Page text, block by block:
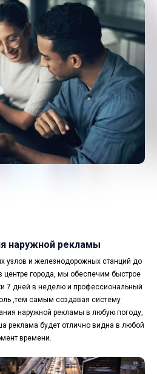
наружной рекламы
узлов и железнодорожных станций до
города, мы обеспечим быстрое
7 дней в неделю и профессиональный
,тем самым создавая систему
наружной рекламы в любую погоду,
реклама будет отлично видна в любой
времени.